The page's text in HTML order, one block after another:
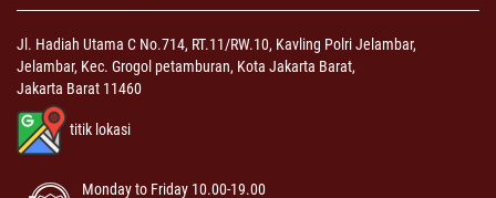
Jl. Hadiah Utama C No.714, RT.11/RW.10, Kavling Polri Jelambar,
Jelambar, Kec. Grogol petamburan, Kota Jakarta Barat,
Jakarta Barat 11460
titik lokasi
Monday to Friday 10.00-19.00